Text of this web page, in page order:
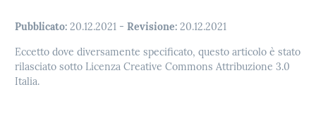
Pubblicato: 20.12.2021 - Revisione: 20.12.2021
Eccetto dove diversamente specificato, questo articolo è stato
rilasciato sotto Licenza Creative Commons Attribuzione 3.0
Italia.